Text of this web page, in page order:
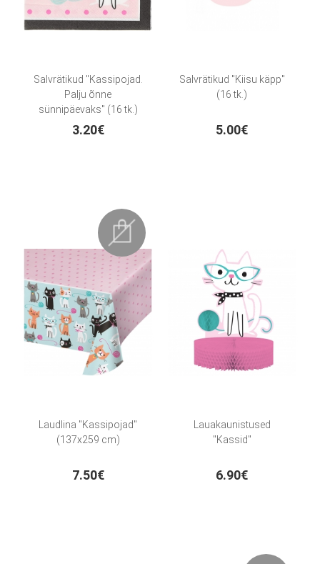
Salvrätikud "Kassipojad.
Palju õnne
sünnipäevaks" (16 tk.)
3.20€
Salvrätikud "Kiisu käpp"
(16 tk.)
5.00€
Laudlina "Kassipojad"
(137x259 cm)
7.50€
Lauakaunistused
"Kassid"
6.90€